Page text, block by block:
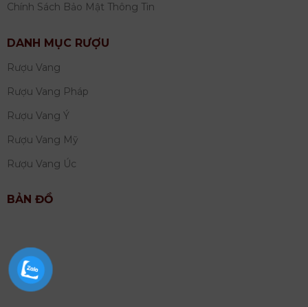
Chính Sách Bảo Mật Thông Tin
DANH MỤC RƯỢU
Rượu Vang
Rượu Vang Pháp
Rượu Vang Ý
Rượu Vang Mỹ
Rượu Vang Úc
BẢN ĐỒ